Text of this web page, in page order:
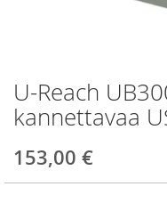
U-Reach
kannettavaa
153,00 €
Skip
to
the
of